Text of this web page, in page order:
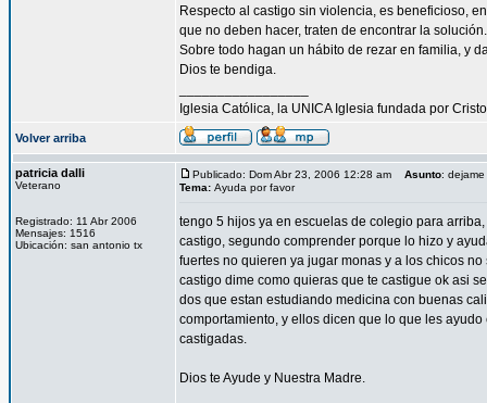
Respecto al castigo sin violencia, es beneficioso,
que no deben hacer, traten de encontrar la solución.
Sobre todo hagan un hábito de rezar en familia, y
Dios te bendiga.
Iglesia Católica, la UNICA Iglesia fundada por
Volver arriba
patricia dalli
Veterano
Registrado: 11 Abr 2006
Mensajes: 1516
Ubicación: san antonio tx
Publicado: Dom Abr 23, 2006 12:28 am Asunto:
Tema: Ayuda por favor
tengo 5 hijos ya en escuelas de colegio para
castigo, segundo comprender porque lo hizo y
fuertes no quieren ya jugar monas y a los chicos
castigo dime como quieras que te castigue ok asi
dos que estan estudiando medicina con buenas
comportamiento, y ellos dicen que lo que les
castigadas.
Dios te Ayude y Nuestra Madre.